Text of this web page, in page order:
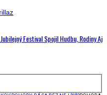
Festival Spojil Hudbu, Rodiny Aj